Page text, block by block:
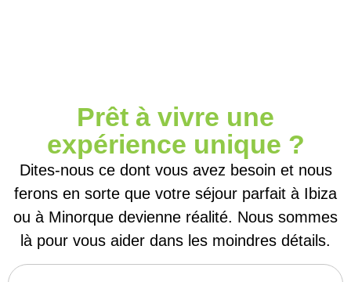
Prêt à vivre une
expérience unique ?
Dites-nous ce dont vous avez besoin et nous
ferons en sorte que votre séjour parfait à Ibiza
ou à Minorque devienne réalité. Nous sommes
là pour vous aider dans les moindres détails.